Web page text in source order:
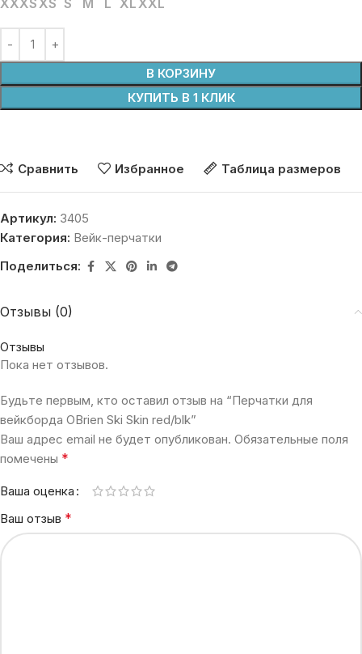
В КОРЗИНУ
КУПИТЬ В 1 КЛИК
Сравнить Избранное Таблица размеров
Артикул: 3405
Категория: Вейк-перчатки
Поделиться:
Отзывы (0)
Отзывы
Пока нет отзывов.
Будьте первым, кто оставил отзыв на “Перчатки для
вейкборда OBrien Ski Skin red/blk”
Ваш адрес email не будет опубликован. Обязательные поля
помечены *
Ваша оценка
Ваш отзыв *